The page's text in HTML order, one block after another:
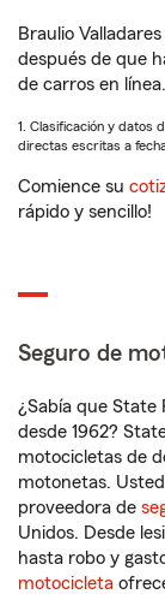
Braulio
después de que
de carros en
1. Clasificación y datos
directas escritas a fecha
Comience su
rápido y sencillo!
Seguro de
¿Sabía que State
desde 1962?
motocicletas de
motonetas.
proveedora de
Unidos. Desde
hasta robo y
motocicleta